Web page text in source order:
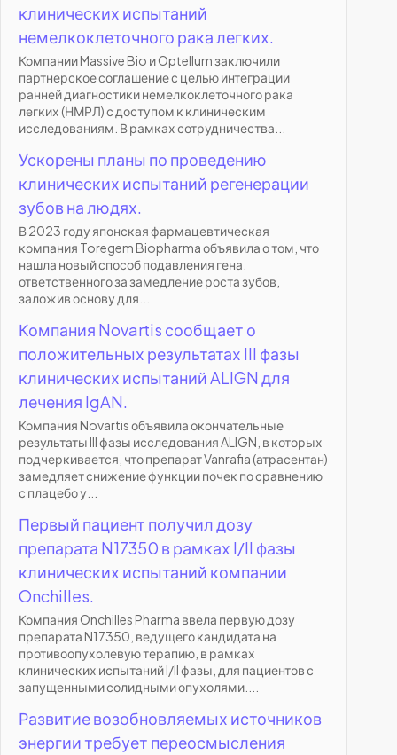
клинических испытаний
немелкоклеточного рака легких.
Компании Massive Bio и Optellum заключили
партнерское соглашение с целью интеграции
ранней диагностики немелкоклеточного рака
легких (НМРЛ) с доступом к клиническим
исследованиям. В рамках сотрудничества...
Ускорены планы по проведению
клинических испытаний регенерации
зубов на людях.
В 2023 году японская фармацевтическая
компания Toregem Biopharma объявила о том, что
нашла новый способ подавления гена,
ответственного за замедление роста зубов,
заложив основу для...
Компания Novartis сообщает о
положительных результатах III фазы
клинических испытаний ALIGN для
лечения IgAN.
Компания Novartis объявила окончательные
результаты III фазы исследования ALIGN, в которых
подчеркивается, что препарат Vanrafia (атрасентан)
замедляет снижение функции почек по сравнению
с плацебо у...
Первый пациент получил дозу
препарата N17350 в рамках I/II фазы
клинических испытаний компании
Onchilles.
Компания Onchilles Pharma ввела первую дозу
препарата N17350, ведущего кандидата на
противоопухолевую терапию, в рамках
клинических испытаний I/II фазы, для пациентов с
запущенными солидными опухолями....
Развитие возобновляемых источников
энергии требует переосмысления